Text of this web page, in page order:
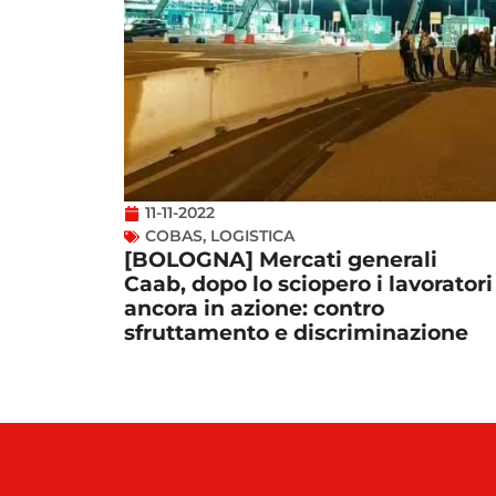
11-11-2022
COBAS, LOGISTICA
[BOLOGNA] Mercati generali
Caab, dopo lo sciopero i lavoratori
ancora in azione: contro
sfruttamento e discriminazione